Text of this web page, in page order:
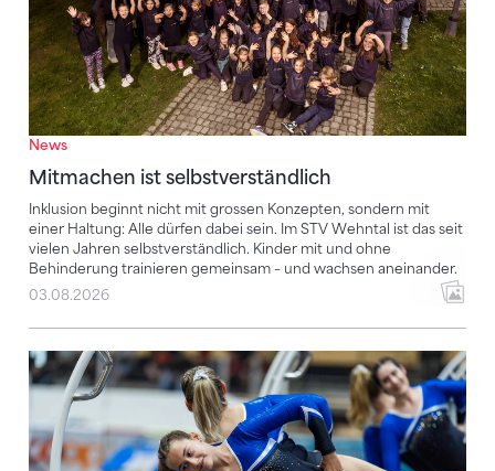
News
Mitmachen ist selbstverständlich
Inklusion beginnt nicht mit grossen Konzepten, sondern mit
einer Haltung: Alle dürfen dabei sein. Im STV Wehntal ist das seit
vielen Jahren selbstverständlich. Kinder mit und ohne
Behinderung trainieren gemeinsam – und wachsen aneinander.
03.08.2026
Mensch und Stahl im perfekten Gleichgewicht –